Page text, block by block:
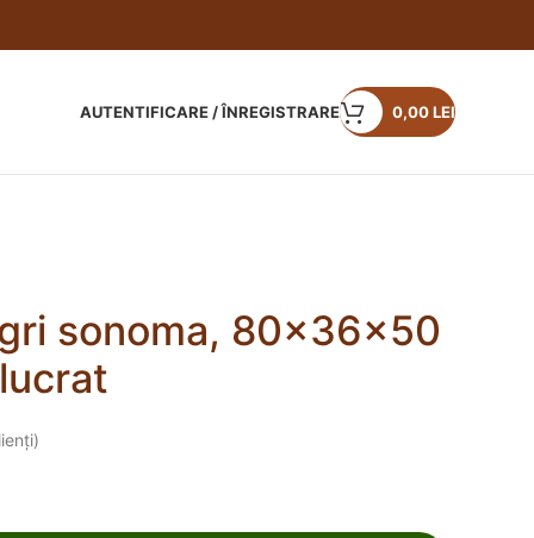
AUTENTIFICARE / ÎNREGISTRARE 0,00LEI
sonoma, 80x36x50